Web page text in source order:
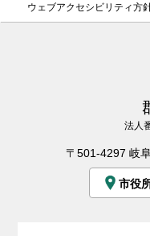
ウェブアクセシビリティ方
法人
〒501-4297 岐
市役